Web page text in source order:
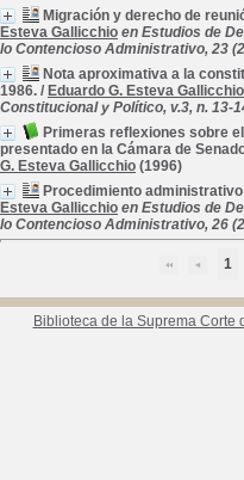
Migración y derecho de
Esteva Gallicchio en Estudios de
lo Contencioso Administrativo, 23
Nota aproximativa a la
1986. / Eduardo G. Esteva Gallicchio
Constitucional y Político, v.3, n. 13-
Primeras reflexiones sobre
presentado en la Cámara de
G. Esteva Gallicchio (1996)
Procedimiento
Esteva Gallicchio en Estudios de
lo Contencioso Administrativo, 26
1
Biblioteca de la Suprema Corte